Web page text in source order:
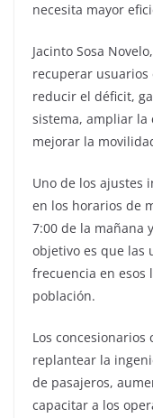
necesita mayor
Jacinto Sosa
recuperar
reducir el déficit,
sistema, ampliar la
mejorar la
Uno de los ajustes
en los horarios de
7:00 de la mañana
objetivo es que las
frecuencia en esos
población.
Los
replantear la
de pasajeros,
capacitar a los